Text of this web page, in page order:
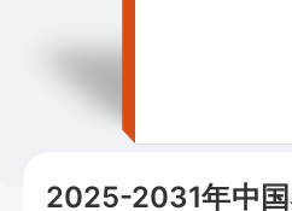
2025-2031年中